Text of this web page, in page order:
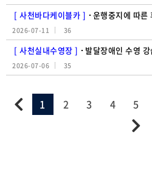
[ 사천바다케이블카 ] 운행중지에 따른
2026-07-11 36
[ 사천실내수영장 ] 발달장애인 수영
2026-07-06 35
1 2 3 4 5